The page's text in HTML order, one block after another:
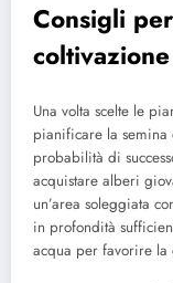
Consigli
coltivazione
Una volta scelte le
pianificare la semina
probabilità di
acquistare alberi
un’area soleggiata
in profondità
acqua per favorire